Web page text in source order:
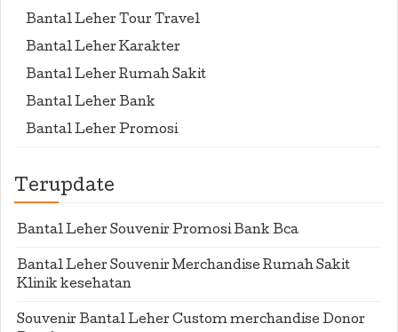
Bantal Leher Tour Travel
Bantal Leher Karakter
Bantal Leher Rumah Sakit
Bantal Leher Bank
Bantal Leher Promosi
Terupdate
Bantal Leher Souvenir Promosi Bank Bca
Bantal Leher Souvenir Merchandise Rumah Sakit
Klinik kesehatan
Souvenir Bantal Leher Custom merchandise Donor